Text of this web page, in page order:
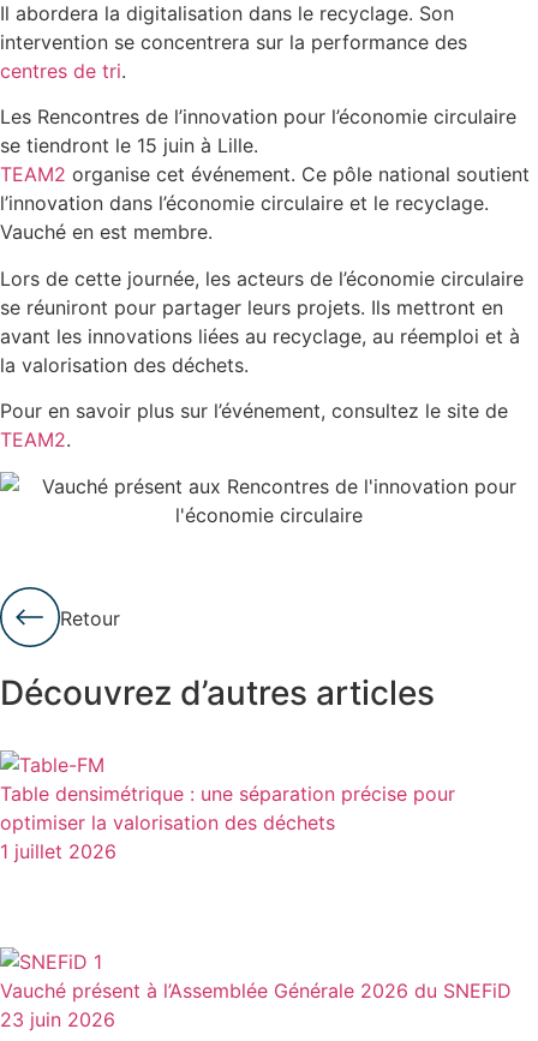
Il abordera la digitalisation dans le recyclage. Son
intervention se concentrera sur la performance des
centres de tri.
Les Rencontres de l’innovation pour l’économie circulaire
se tiendront le 15 juin à Lille.
TEAM2 organise cet événement. Ce pôle national soutient
l’innovation dans l’économie circulaire et le recyclage.
Vauché en est membre.
Lors de cette journée, les acteurs de l’économie circulaire
se réuniront pour partager leurs projets. Ils mettront en
avant les innovations liées au recyclage, au réemploi et à
la valorisation des déchets.
Pour en savoir plus sur l’événement, consultez le site de
TEAM2.
Retour
Découvrez d’autres articles
Table densimétrique : une séparation précise pour
optimiser la valorisation des déchets
1 juillet 2026
Vauché présent à l’Assemblée Générale 2026 du SNEFiD
23 juin 2026